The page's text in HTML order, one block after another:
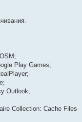
Play Games;
Outlook;
Collection: Cache Files